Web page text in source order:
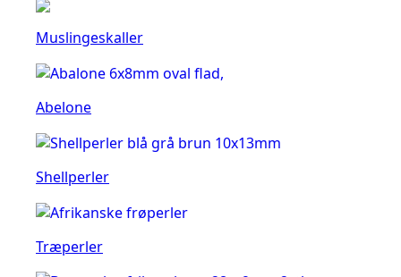
Muslingeskaller
Abelone
Shellperler
Træperler